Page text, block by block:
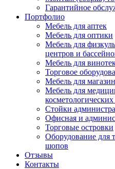
Гарантийное
Портфолио
Мебель для аптек
Мебель для оптики
Мебель для
центров и
Мебель для
Торговое
Мебель для
Мебель для
Стойки
Офисная и
Торговые островки
Оборудование для
шопов
Отзывы
Контакты